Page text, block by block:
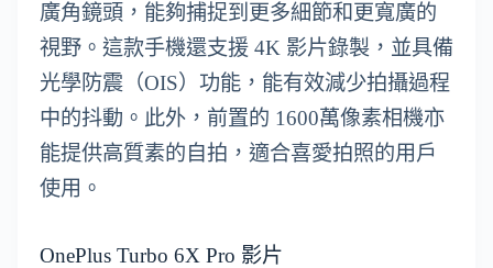
廣角鏡頭，能夠捕捉到更多細節和更寬廣的
視野。這款手機還支援 4K 影片錄製，並具備
光學防震（OIS）功能，能有效減少拍攝過程
中的抖動。此外，前置的 1600萬像素相機亦
能提供高質素的自拍，適合喜愛拍照的用戶
使用。
OnePlus Turbo 6X Pro 影片